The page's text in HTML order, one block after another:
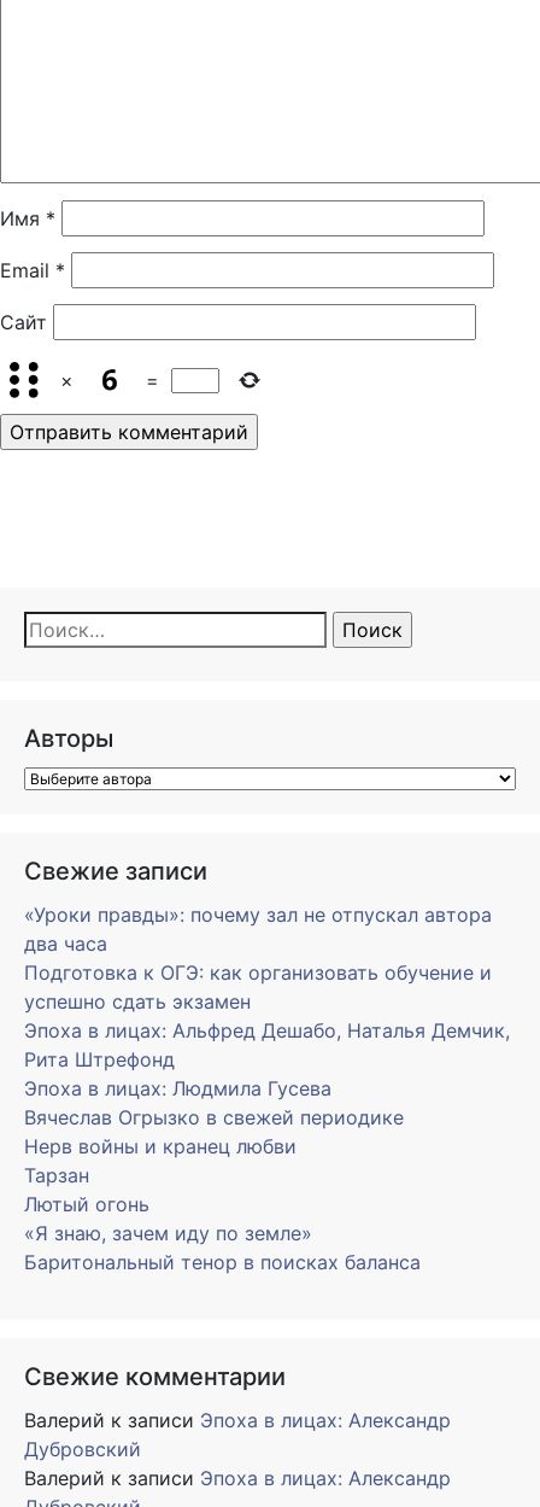
Имя *
Email *
Сайт
× =
Найти:
Авторы
Свежие записи
«Уроки правды»: почему зал не отпускал автора
два часа
Подготовка к ОГЭ: как организовать обучение и
успешно сдать экзамен
Эпоха в лицах: Альфред Дешабо, Наталья Демчик,
Рита Штрефонд
Эпоха в лицах: Людмила Гусева
Вячеслав Огрызко в свежей периодике
Нерв войны и кранец любви
Тарзан
Лютый огонь
«Я знаю, зачем иду по земле»
Баритональный тенор в поисках баланса
Свежие комментарии
Валерий к записи Эпоха в лицах: Александр
Дубровский
Валерий к записи Эпоха в лицах: Александр